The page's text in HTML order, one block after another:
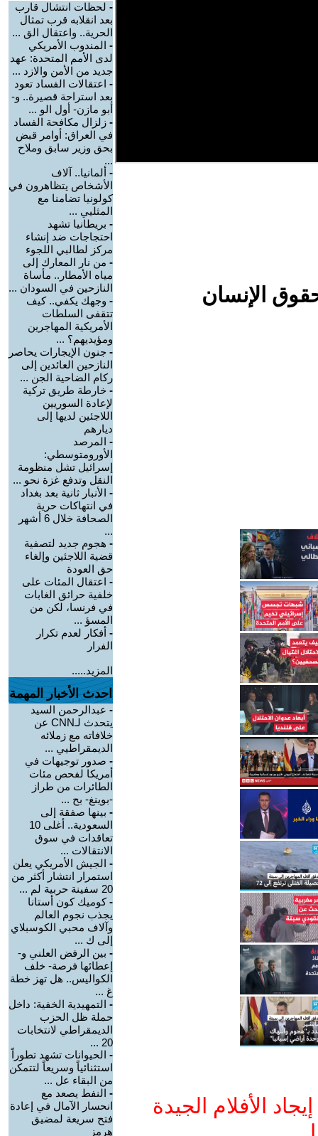
الإنسان
الأفلام الجيدة
- لحظات انتشال قارب
بعد انقلابه قرب تمثال
الحرية.. واعتقال الق ...
- المندوب الأمريكي
لدى الأمم المتحدة: عهد
جديد من الأمن والازد ...
- اعتقالات الفساد تعود
بعد استراحة قصيرة.. و-
أبو مازن- أول الو ...
- زلزال مكافحة الفساد
في العراق: أوامر قبض
بحق وزير سابق وملاح
...
- ألمانيا.. آلاف
الأشخاص يتظاهرون في
كولونيا تضامنا مع
المثليي ...
- بريطانيا تشهد
احتجاجات ضد إنشاء
مركز لطالبي اللجوء
- من نار المعارك إلى
مياه الأمطار.. مأساة
النازحين في السودان ...
- وجهك يكفي.. كيف
تتقفى السلطات
الأمريكية المهاجرين
ومؤيديهم؟ ...
- جنون الإيجارات يحاصر
النازحين العائدين إلى
ركام الضاحية الجن ...
- خارطة طريق تركية
لإعادة السوريين
اللاجئين لديها إلى
ديارهم
- المرصد
الأورومتوسطي:
إسرائيل تشل منظومة
النقل وتدفع غزة نحو ...
- الأنبار ثانية بعد بغداد
في انتهاكات حرية
الصحافة خلال 6 أشهر
...
- هجوم جديد لتصفية
قضية اللاجئين وإلغاء
حق العودة
- اعتقال المئات على
خلفية حرائق الغابات
في فرنسا، لكن من
المسؤ ...
- أفكار لعدم تكرار
الفرار
المزيد.....
احدث الأخبار المهمة
- عبدالرحمن السيد
يتحدث لـCNN عن
خلافاته مع زملائه
الديمقراطيي ...
- صدور توجيهات في
أمريكا لفحص مئات
الطائرات من طراز
-بوينغ- بح ...
- بينها صفقة إلى
السعودية.. أغلى 10
تعاقدات في سوق
الانتقالات ...
- الجيش الأمريكي يعلن
استمرار انتشار أكثر من
20 سفينة حربية لم ...
-كوميك كون أستانا
يجذب نجوم العالم
وآلاف محبي الكوسبلاي
إلى ك ...
- بين الرفض العلني و-
إعطائها فرصة- خلف
الكواليس.. هل تهز خطة
غ ...
- التمهيدية الخفية: داخل
حملة ظل الحزب
الديمقراطي لانتخابات
20 ...
- الحيوانات تشهد تطوراً
استثنائياً وسريعاً لتتمكن
من البقاء عل ...
- النفط يصعد مع
انحسار الآمال في إعادة
فتح سريعة لمضيق
هرمز